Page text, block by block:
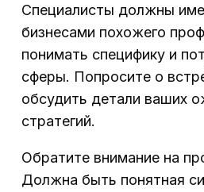
Специалисты должны
бизнесами похожего
понимать специфику и
сферы. Попросите о
обсудить детали ваших
стратегий.
Обратите внимание на
Должна быть понятная